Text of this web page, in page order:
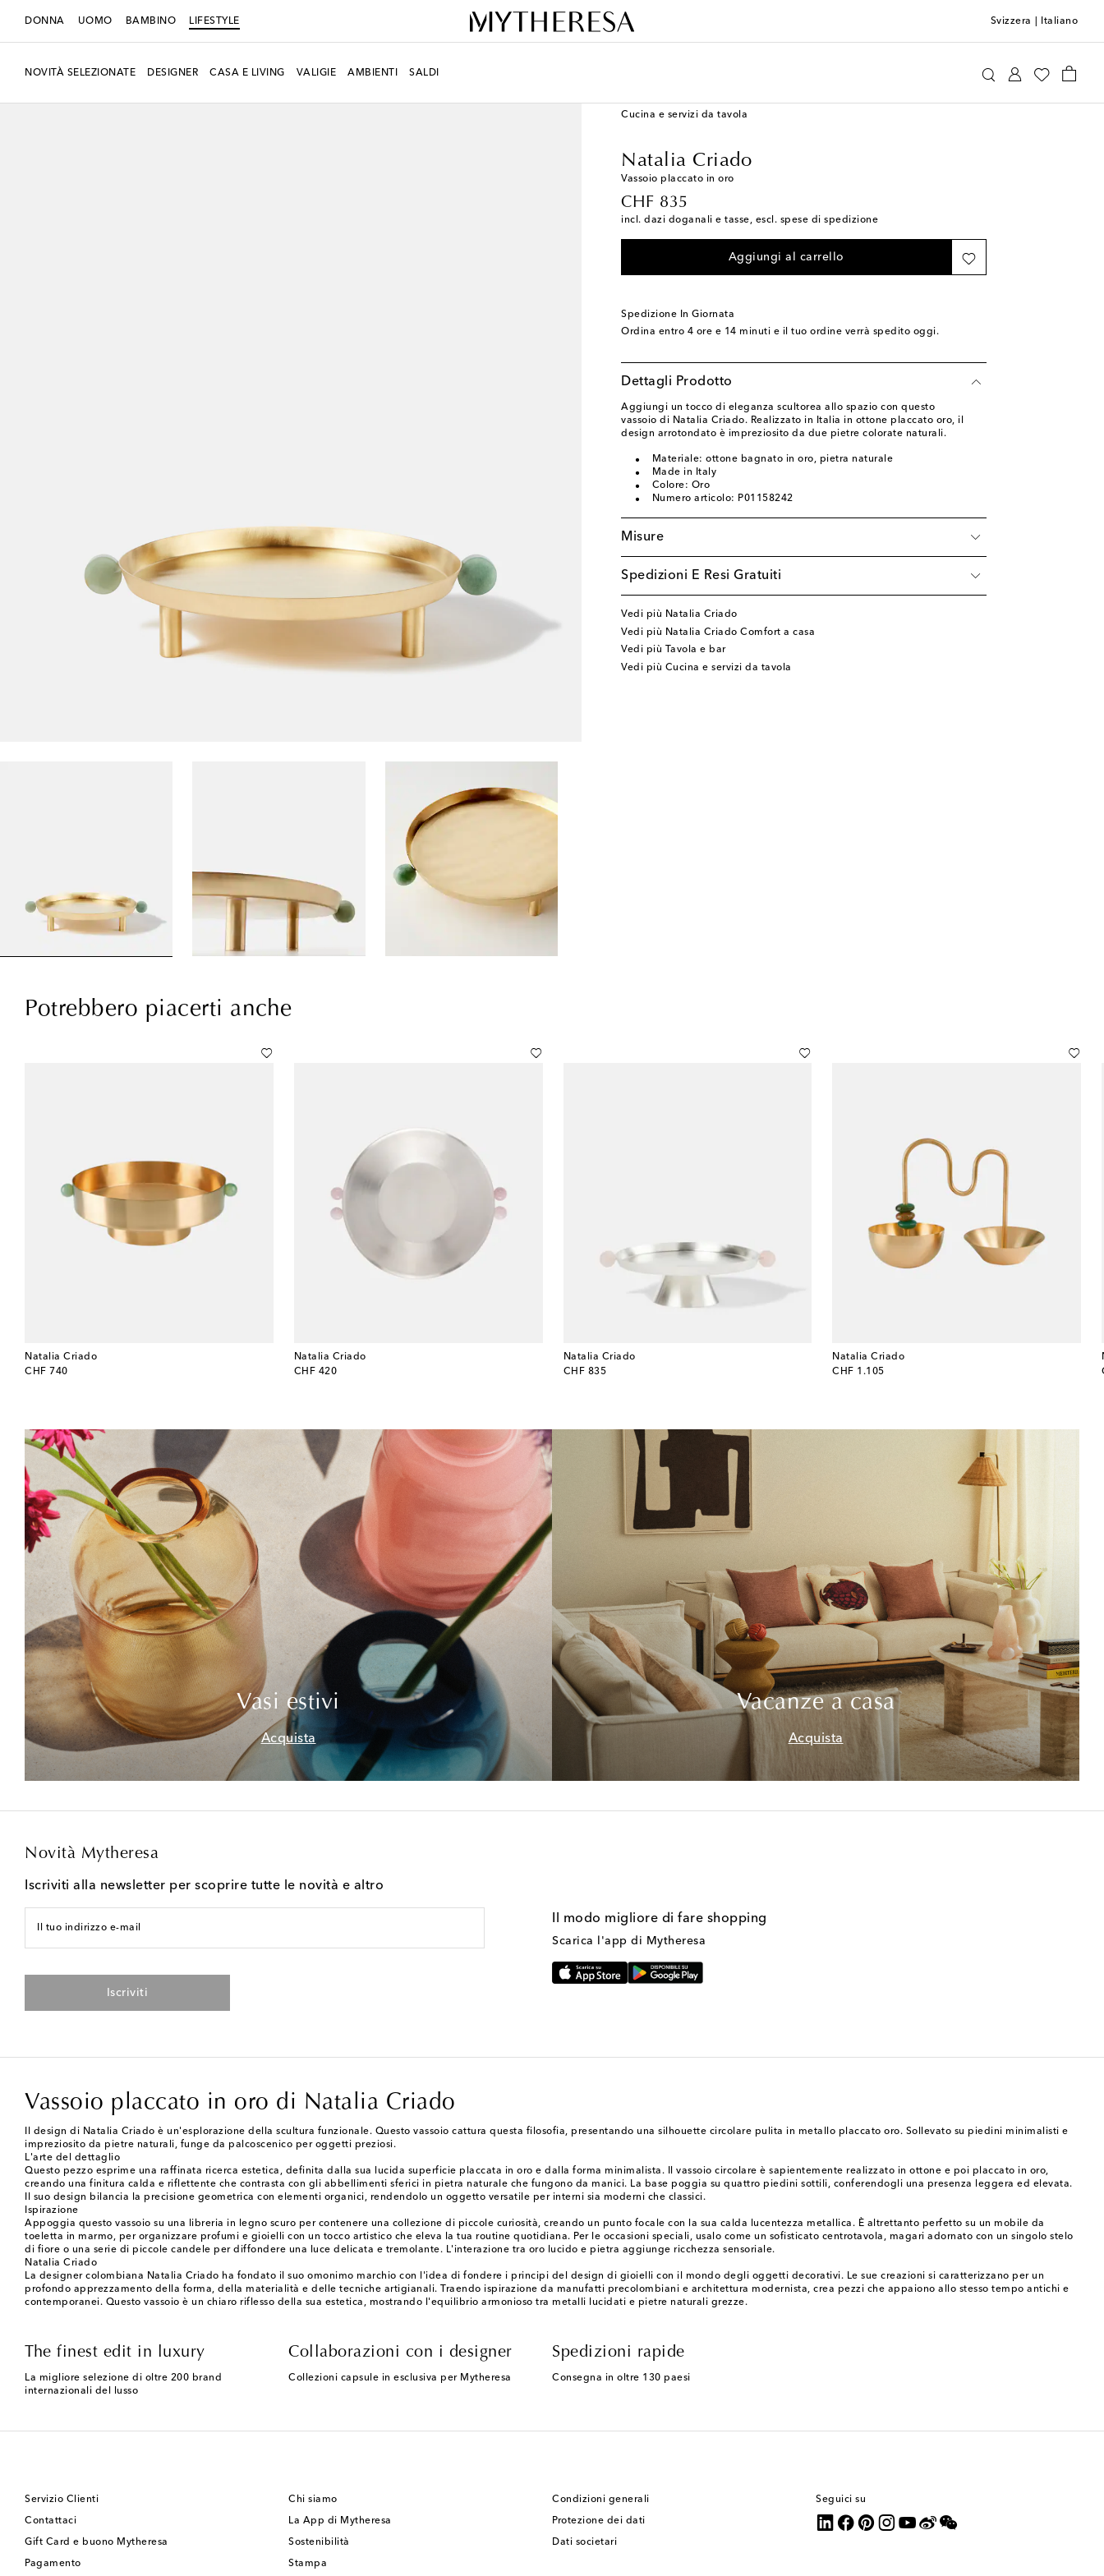
DONNA UOMO BAMBINO LIFESTYLE Svizzera Italiano
NOVITÀ SELEZIONATE DESIGNER CASA E LIVING VALIGIE AMBIENTI SALDI
Cucina e servizi da tavola
Natalia Criado
Vassoio placcato in oro
CHF 835
original price
incl. dazi doganali e tasse, escl. spese di spedizione
Aggiungi al carrello
Spedizione In Giornata
Ordina entro 4 ore e 14 minuti e il tuo ordine verrà spedito oggi.
Dettagli Prodotto
Aggiungi un tocco di eleganza scultorea allo spazio con questo
vassoio di Natalia Criado. Realizzato in Italia in ottone placcato oro, il
design arrotondato è impreziosito da due pietre colorate naturali.
Materiale: ottone bagnato in oro, pietra naturale
Made in Italy
Colore: Oro
Numero articolo: P01158242
Misure
Spedizioni E Resi Gratuiti
Vedi più Natalia Criado
Vedi più Natalia Criado Comfort a casa
Vedi più Tavola e bar
Vedi più Cucina e servizi da tavola
Potrebbero piacerti anche
Natalia Criado
CHF 740
original price
Natalia Criado
CHF 420
original price
Natalia Criado
CHF 835
original price
Natalia Criado
CHF 1.105
original price
Vasi estivi
Acquista
Vacanze a casa
Acquista
Novità Mytheresa
Iscriviti alla newsletter per scoprire tutte le novità e altro
Il tuo indirizzo e-mail
Iscriviti
Il modo migliore di fare shopping
Scarica l'app di Mytheresa
Vassoio placcato in oro di Natalia Criado
Il design di Natalia Criado è un'esplorazione della scultura funzionale. Questo vassoio cattura questa filosofia, presentando una silhouette circolare pulita in metallo placcato oro. Sollevato su piedini minimalisti e
impreziosito da pietre naturali, funge da palcoscenico per oggetti preziosi.
L'arte del dettaglio
Questo pezzo esprime una raffinata ricerca estetica, definita dalla sua lucida superficie placcata in oro e dalla forma minimalista. Il vassoio circolare è sapientemente realizzato in ottone e poi placcato in oro,
creando una finitura calda e riflettente che contrasta con gli abbellimenti sferici in pietra naturale che fungono da manici. La base poggia su quattro piedini sottili, conferendogli una presenza leggera ed elevata.
Il suo design bilancia la precisione geometrica con elementi organici, rendendolo un oggetto versatile per interni sia moderni che classici.
Ispirazione
Appoggia questo vassoio su una libreria in legno scuro per contenere una collezione di piccole curiosità, creando un punto focale con la sua calda lucentezza metallica. È altrettanto perfetto su un mobile da
toeletta in marmo, per organizzare profumi e gioielli con un tocco artistico che eleva la tua routine quotidiana. Per le occasioni speciali, usalo come un sofisticato centrotavola, magari adornato con un singolo stelo
di fiore o una serie di piccole candele per diffondere una luce delicata e tremolante. L'interazione tra oro lucido e pietra aggiunge ricchezza sensoriale.
Natalia Criado
La designer colombiana Natalia Criado ha fondato il suo omonimo marchio con l'idea di fondere i principi del design di gioielli con il mondo degli oggetti decorativi. Le sue creazioni si caratterizzano per un
profondo apprezzamento della forma, della materialità e delle tecniche artigianali. Traendo ispirazione da manufatti precolombiani e architettura modernista, crea pezzi che appaiono allo stesso tempo antichi e
contemporanei. Questo vassoio è un chiaro riflesso della sua estetica, mostrando l'equilibrio armonioso tra metalli lucidati e pietre naturali grezze.
The finest edit in luxury
La migliore selezione di oltre 200 brand
internazionali del lusso
Collaborazioni con i designer
Collezioni capsule in esclusiva per Mytheresa
Spedizioni rapide
Consegna in oltre 130 paesi
Servizio Clienti
Contattaci
Gift Card e buono Mytheresa
Pagamento
Chi siamo
La App di Mytheresa
Sostenibilità
Stampa
Condizioni generali
Protezione dei dati
Dati societari
Seguici su